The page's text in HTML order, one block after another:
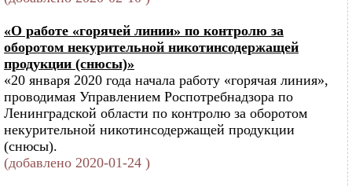
«О работе «горячей линии» по контролю за
оборотом некурительной никотинсодержащей
продукции (снюсы)»
«20 января 2020 года начала работу «горячая линия»,
проводимая Управлением Роспотребнадзора по
Ленинградской области по контролю за оборотом
некурительной никотинсодержащей продукции
(снюсы).
(добавлено 2020-01-24 )